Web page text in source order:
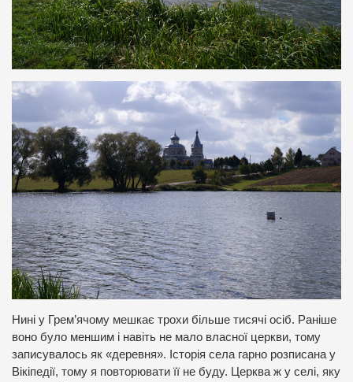
Нині у Грем’ячому мешкає трохи більше тисячі осіб. Раніше
воно було меншим і навіть не мало власної церкви, тому
записувалось як «деревня». Історія села гарно розписана у
Вікіпедії, тому я повторювати її не буду. Церква ж у селі, яку